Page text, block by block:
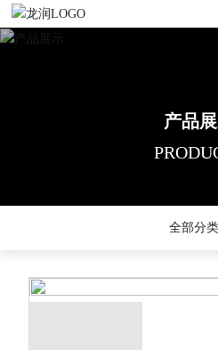
产品
产品
产品
全部分